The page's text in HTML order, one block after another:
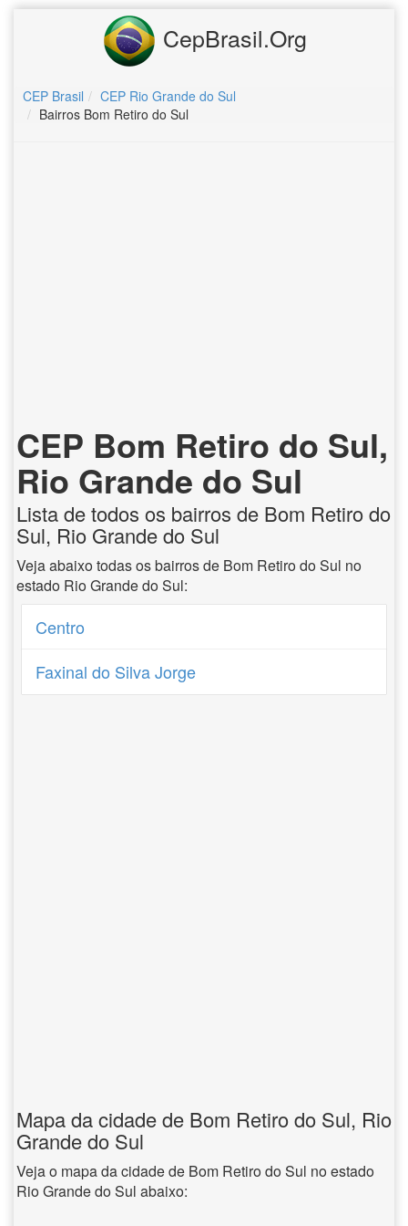
CepBrasil.Org
CEP Brasil
CEP Rio Grande do Sul
Bairros Bom Retiro do Sul
CEP Bom Retiro do Sul,
Rio Grande do Sul
Lista de todos os bairros de Bom Retiro do
Sul, Rio Grande do Sul
Veja abaixo todas os bairros de Bom Retiro do Sul no
estado Rio Grande do Sul:
Centro
Faxinal do Silva Jorge
Mapa da cidade de Bom Retiro do Sul, Rio
Grande do Sul
Veja o mapa da cidade de Bom Retiro do Sul no estado
Rio Grande do Sul abaixo: